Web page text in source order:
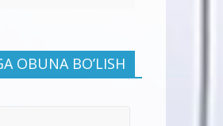
OBUNA BO’LISH